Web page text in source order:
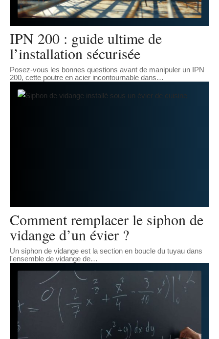
IPN 200 : guide ultime de
l’installation sécurisée
Posez-vous les bonnes questions avant de manipuler un IPN
200, cette poutre en acier incontournable dans…
Comment remplacer le siphon de
vidange d’un évier ?
Un siphon de vidange est la section en boucle du tuyau dans
l'ensemble de vidange de…